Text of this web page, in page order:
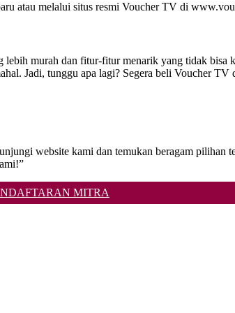
atau melalui situs resmi Voucher TV di
murah dan fitur-fitur menarik yang tidak
Jadi, tunggu apa lagi? Segera beli Voucher
website kami dan temukan beragam
MITRA